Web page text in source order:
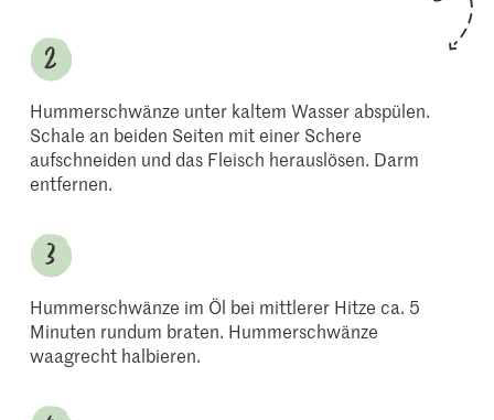
Hummerschwänze unter kaltem Wasser abspülen.
Schale an beiden Seiten mit einer Schere
aufschneiden und das Fleisch herauslösen. Darm
entfernen.
Hummerschwänze im Öl bei mittlerer Hitze ca. 5
Minuten rundum braten. Hummerschwänze
waagrecht halbieren.